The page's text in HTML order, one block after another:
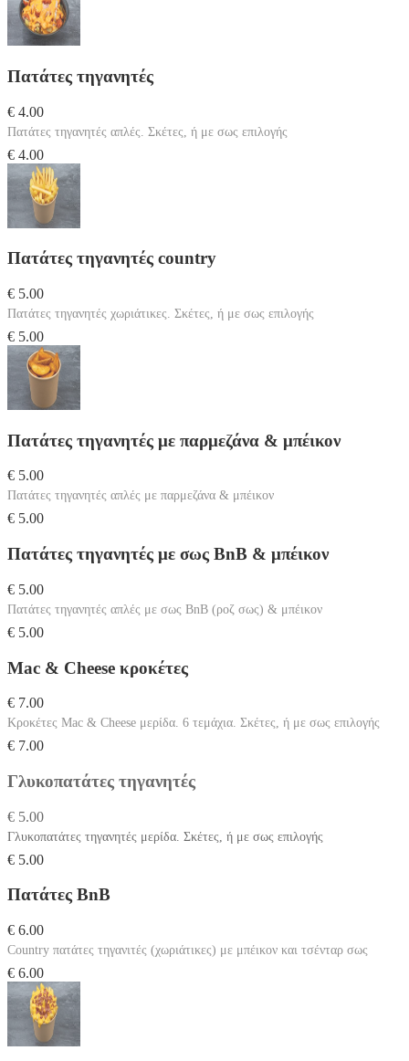
Πατάτες τηγανητές
€ 4.00
Πατάτες τηγανητές απλές. Σκέτες, ή με σως επιλογής
€ 4.00
Πατάτες τηγανητές country
€ 5.00
Πατάτες τηγανητές χωριάτικες. Σκέτες, ή με σως επιλογής
€ 5.00
Πατάτες τηγανητές με παρμεζάνα & μπέικον
€ 5.00
Πατάτες τηγανητές απλές με παρμεζάνα & μπέικον
€ 5.00
Πατάτες τηγανητές με σως BnB & μπέικον
€ 5.00
Πατάτες τηγανητές απλές με σως BnB (ροζ σως) & μπέικον
€ 5.00
Mac & Cheese κροκέτες
€ 7.00
Κροκέτες Mac & Cheese μερίδα. 6 τεμάχια. Σκέτες, ή με σως επιλογής
€ 7.00
Γλυκοπατάτες τηγανητές
€ 5.00
Γλυκοπατάτες τηγανητές μερίδα. Σκέτες, ή με σως επιλογής
€ 5.00
Πατάτες BnB
€ 6.00
Country πατάτες τηγανιτές (χωριάτικες) με μπέικον και τσένταρ σως
€ 6.00